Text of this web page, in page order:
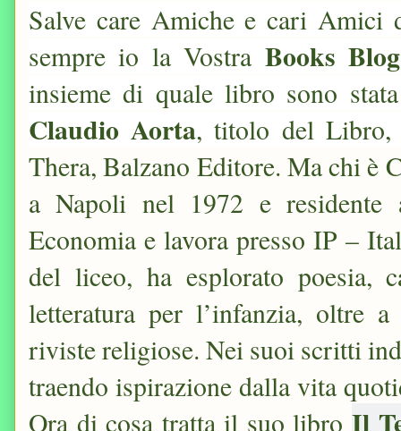
Salve care Amiche e cari Amici
sempre io la Vostra Books
insieme di quale libro sono
Claudio Aorta, titolo del
Thera, Balzano Editore. Ma chi è
a Napoli nel 1972 e
Economia e lavora presso IP –
del liceo, ha esplorato poesia,
letteratura per l’infanzia, oltre
riviste religiose. Nei suoi scritti
traendo ispirazione dalla vita
Ora di cosa tratta il suo libroIl